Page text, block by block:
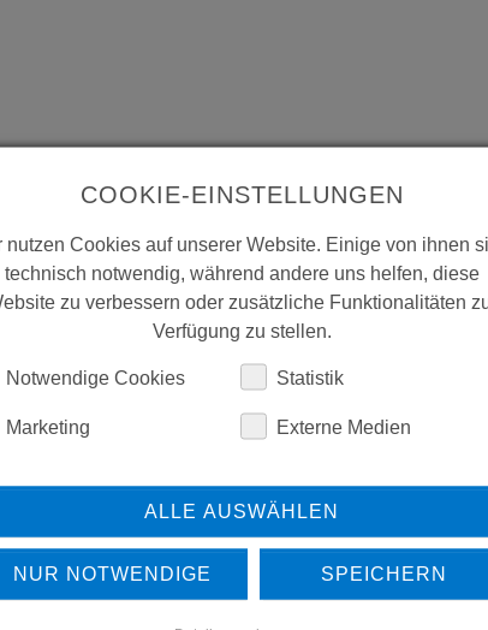
COOKIE-EINSTELLUNGEN
nutzen Cookies auf unserer Website. Einige von ihnen
technisch notwendig, während andere uns helfen, diese
zu verbessern oder zusätzliche Funktionalitäten
Verfügung zu stellen.
Notwendige Cookies Statistik
Marketing Externe Medien
ALLE AUSWÄHLEN
NUR NOTWENDIGE SPEICHERN